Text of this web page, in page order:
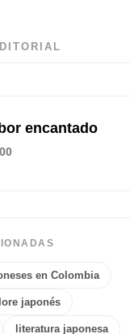
encantado
en Colombia
japonés
literatura japonesa